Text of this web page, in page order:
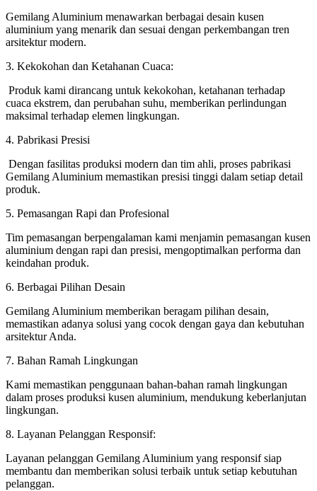
Gemilang Aluminium menawarkan berbagai desain kusen
aluminium yang menarik dan sesuai dengan perkembangan tren
arsitektur modern.
3. Kekokohan dan Ketahanan Cuaca:
Produk kami dirancang untuk kekokohan, ketahanan terhadap
cuaca ekstrem, dan perubahan suhu, memberikan perlindungan
maksimal terhadap elemen lingkungan.
4. Pabrikasi Presisi
Dengan fasilitas produksi modern dan tim ahli, proses pabrikasi
Gemilang Aluminium memastikan presisi tinggi dalam setiap detail
produk.
5. Pemasangan Rapi dan Profesional
Tim pemasangan berpengalaman kami menjamin pemasangan kusen
aluminium dengan rapi dan presisi, mengoptimalkan performa dan
keindahan produk.
6. Berbagai Pilihan Desain
Gemilang Aluminium memberikan beragam pilihan desain,
memastikan adanya solusi yang cocok dengan gaya dan kebutuhan
arsitektur Anda.
7. Bahan Ramah Lingkungan
Kami memastikan penggunaan bahan-bahan ramah lingkungan
dalam proses produksi kusen aluminium, mendukung keberlanjutan
lingkungan.
8. Layanan Pelanggan Responsif:
Layanan pelanggan Gemilang Aluminium yang responsif siap
membantu dan memberikan solusi terbaik untuk setiap kebutuhan
pelanggan.